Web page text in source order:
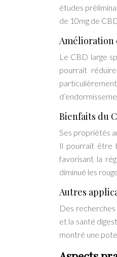
études
de 10mg de
Amélioration
Le CBD large
pourrait
Bienfaits du
Ses propriétés
Il pourrait être
favorisant la
diminué les
Autres
Des
et la santé
montré une